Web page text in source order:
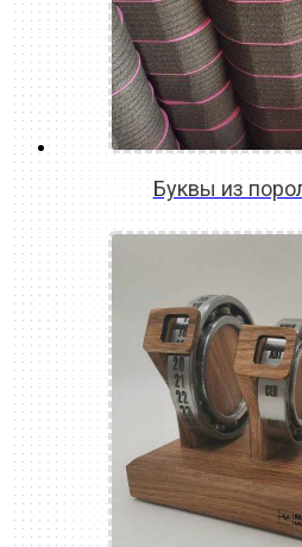
Буквы из
READ